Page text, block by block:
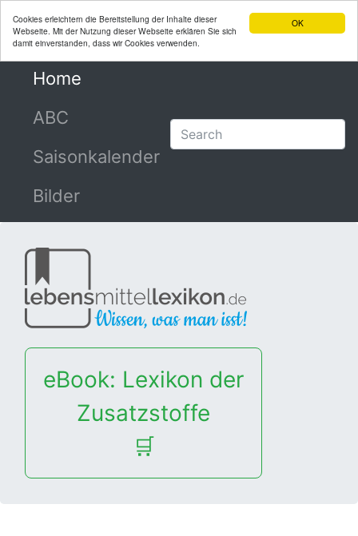
OK
Cookies erleichtern die Bereitstellung der Inhalte dieser
Webseite. Mit der Nutzung dieser Webseite erklären Sie sich
damit einverstanden, dass wir Cookies verwenden.
Home
ABC
Saisonkalender
Bilder
eBook: Lexikon der
Zusatzstoffe
🛒